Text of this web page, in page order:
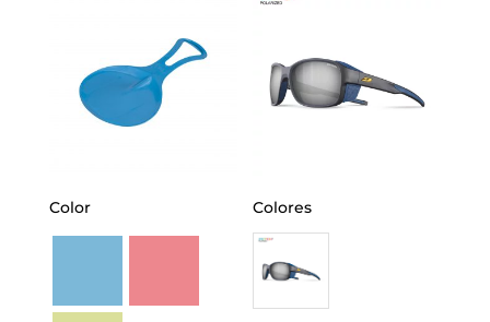
$ 204.900
Color Colores